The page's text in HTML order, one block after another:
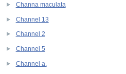
Channa maculata
Channel 13
Channel 2
Channel 5
Channel a.